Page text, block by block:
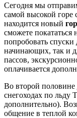
Сегодня мы
самой высокой горе
находится новый
сможете
попробовать
начинающих, так и
пассов,
оплачивается
Во второй половине
снегоходах по льду
дополнительно).
общение в теплой